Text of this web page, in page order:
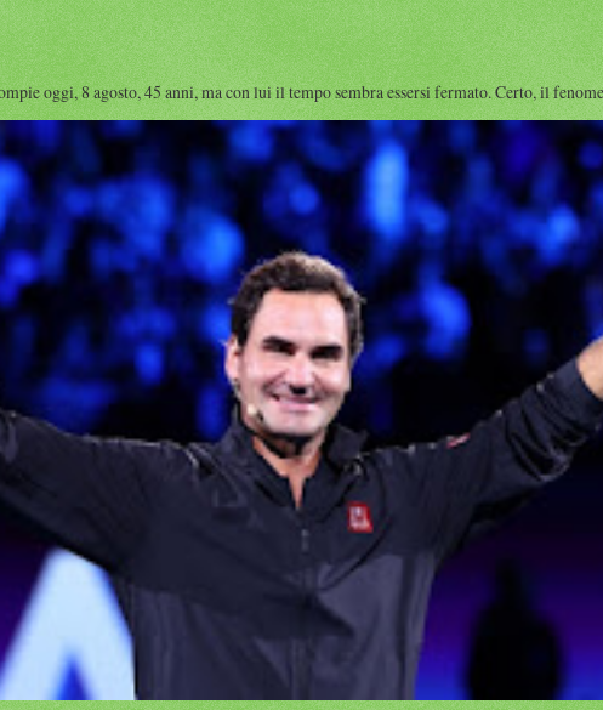
oggi, 8 agosto, 45 anni, ma con lui il tempo sembra essersi fermato. Certo, il